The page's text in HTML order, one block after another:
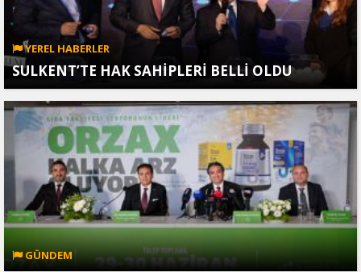
YEREL HABERLER
SULKENT’TE HAK SAHİPLERİ BELLİ OLDU
GÜNDEM